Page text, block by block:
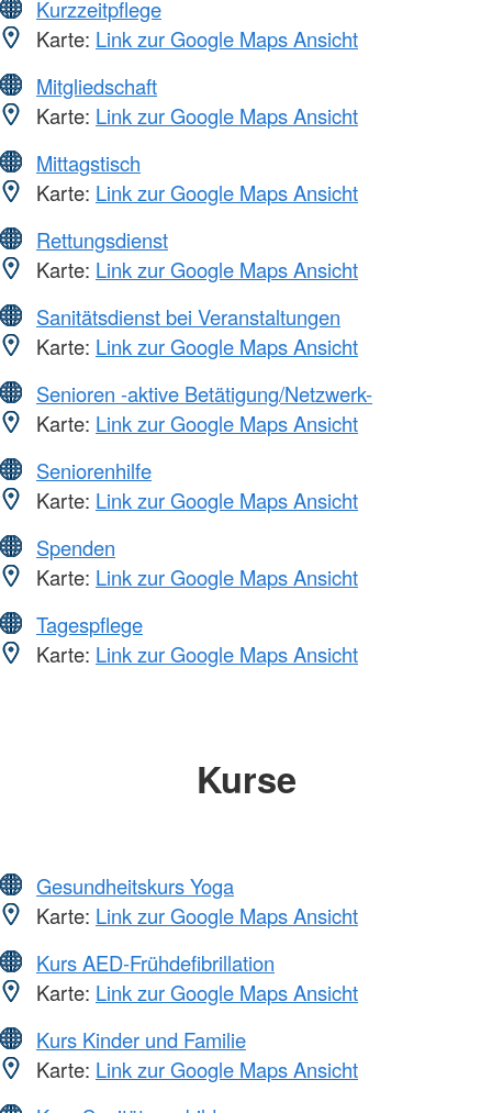
Kurzzeitpflege
Karte: Link zur Google Maps Ansicht
Mitgliedschaft
Karte: Link zur Google Maps Ansicht
Mittagstisch
Karte: Link zur Google Maps Ansicht
Rettungsdienst
Karte: Link zur Google Maps Ansicht
Sanitätsdienst bei Veranstaltungen
Karte: Link zur Google Maps Ansicht
Senioren -aktive Betätigung/Netzwerk-
Karte: Link zur Google Maps Ansicht
Seniorenhilfe
Karte: Link zur Google Maps Ansicht
Spenden
Karte: Link zur Google Maps Ansicht
Tagespflege
Karte: Link zur Google Maps Ansicht
Kurse
Gesundheitskurs Yoga
Karte: Link zur Google Maps Ansicht
Kurs AED-Frühdefibrillation
Karte: Link zur Google Maps Ansicht
Kurs Kinder und Familie
Karte: Link zur Google Maps Ansicht